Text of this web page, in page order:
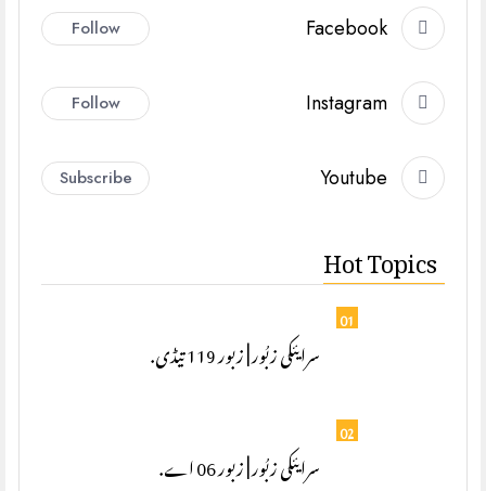
Facebook
Follow
Instagram
Follow
Youtube
Subscribe
Hot Topics
01
سرایئکی زبُور | زبور 119 تیڈی.
02
سرایئکی زبُور | زبور 06 اے.